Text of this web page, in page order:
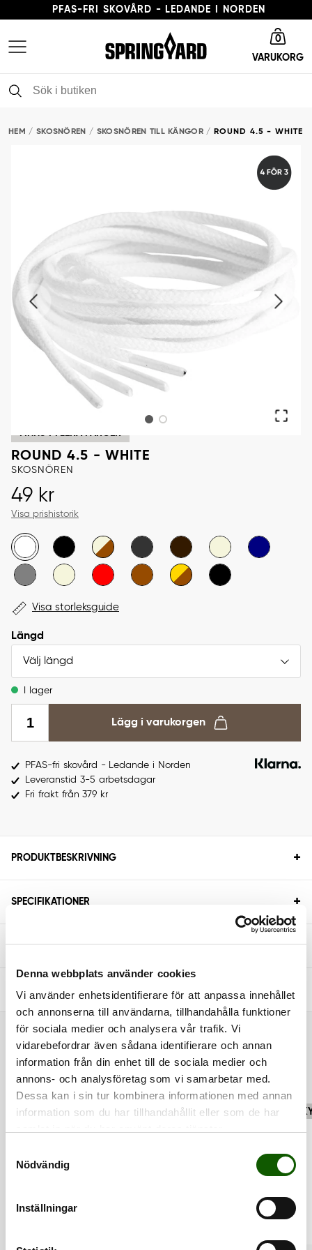
Denna webbplats använder cookies
Vi använder enhetsidentifierare för att anpassa innehållet
och annonserna till användarna, tillhandahålla funktioner
för sociala medier och analysera vår trafik. Vi
vidarebefordrar även sådana identifierare och annan
information från din enhet till de sociala medier och
annons- och analysföretag som vi samarbetar med.
Dessa kan i sin tur kombinera informationen med annan
information som du har tillhandahållit eller som de har
Nödvändig
Inställningar
PFAS-FRI SKOVÅRD - LEDANDE I NORDEN
LEVERANSTID 3-5 ARBETSDAGAR
0
VARUKORG
HEM SKOSNÖREN SKOSNÖREN TILL KÄNGOR ROUND 4.5 - WHITE
ROUND 4.5 - WHITE
SKOSNÖREN
Pris: 49 kr
49 kr
Visa prishistorik
Visa storleksguide
Längd
Välj längd
I lager
Lägg i varukorgen
PFAS-fri skovård - Ledande i Norden
Leveranstid 3-5 arbetsdagar
Fri frakt från 379 kr
PRODUKTBESKRIVNING +
SPECIFIKATIONER +
STORLEKSGUIDE +
FRÅGOR & SVAR +
RELATERADE PRODUKTER
RENGÖR FINNS I FLERA FÄRGER